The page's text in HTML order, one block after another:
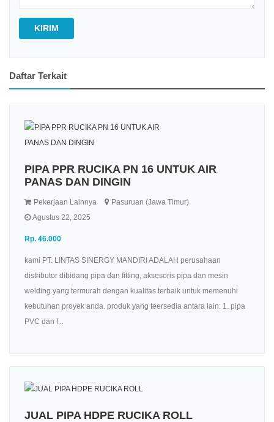
KIRIM
Daftar Terkait
PIPA PPR RUCIKA PN 16 UNTUK AIR
PANAS DAN DINGIN
Pekerjaan Lainnya
Pasuruan (Jawa Timur)
Agustus 22, 2025
Rp. 46.000
kami PT. LINTAS SINERGY MANDIRI ADALAH perusahaan
distributor dibidang pipa dan fitting, aksesoris pipa dan mesin
welding yang termurah dengan kualitas terbaik untuk memenuhi
kebutuhan proyek anda. produk yang teersedia antara lain: 1. pipa
PVC dan f...
JUAL PIPA HDPE RUCIKA ROLL